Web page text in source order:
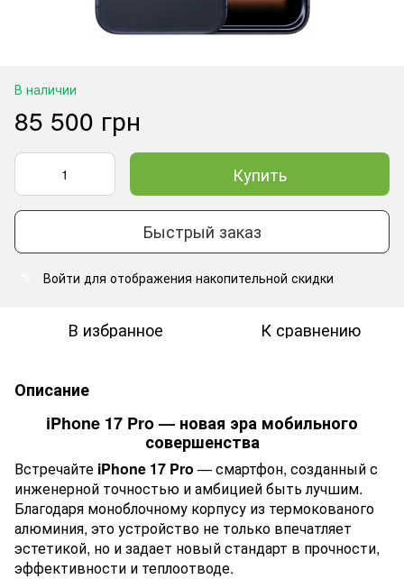
В наличии
85 500 грн
Купить
Быстрый заказ
Войти для отображения накопительной скидки
В избранное К сравнению
Описание
iPhone 17 Pro — новая эра мобильного
совершенства
Встречайте iPhone 17 Pro — смартфон, созданный с
инженерной точностью и амбицией быть лучшим.
Благодаря моноблочному корпусу из термокованого
алюминия, это устройство не только впечатляет
эстетикой, но и задает новый стандарт в прочности,
эффективности и теплоотводе.